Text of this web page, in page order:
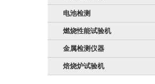
电池检测
燃烧性能试验机
金属检测仪器
焙烧炉试验机